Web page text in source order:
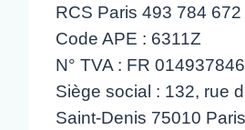
RCS Paris 493 784 672
Code APE : 6311Z
N° TVA : FR
Siège social : 132, rue
Saint-Denis 75010